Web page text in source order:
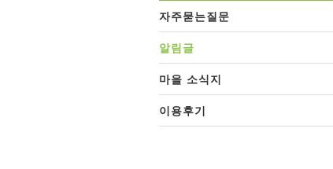
자주묻는질문
알림글
마을 소식지
이용후기